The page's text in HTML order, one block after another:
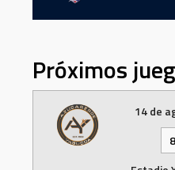
Próximos
14 de